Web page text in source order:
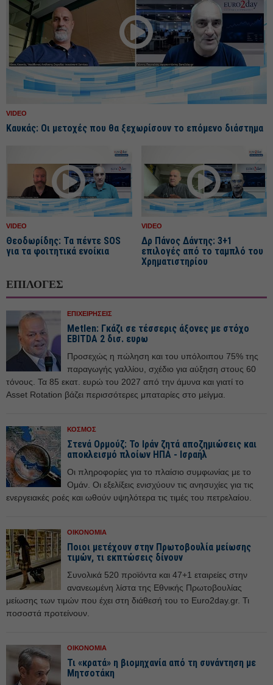
VIDEO
Καυκάς: Οι μετοχές που θα ξεχωρίσουν το επόμενο διάστημα
VIDEO
Θεοδωρίδης: Τα πέντε SOS
για τα φοιτητικά ενοίκια
VIDEO
Δρ Πάνος Δάντης: 3+1
επιλογές από το ταμπλό του
Χρηματιστηρίου
ΕΠΙΛΟΓΕΣ
ΕΠΙΧΕΙΡΗΣΕΙΣ
Metlen: Γκάζι σε τέσσερις άξονες με στόχο
EBITDA 2 δισ. ευρω
Προσεχώς η πώληση και του υπόλοιπου 75% της
παραγωγής γαλλίου, σχέδιο για αύξηση στους 60
τόνους. Τα 85 εκατ. ευρώ του 2027 από την άμυνα και γιατί το
Asset Rotation βάζει περισσότερες μπαταρίες στο μείγμα.
ΚΟΣΜΟΣ
Στενά Ορμούζ: Το Ιράν ζητά αποζημιώσεις και
αποκλεισμό πλοίων ΗΠΑ - Ισραήλ
Οι πληροφορίες για το πλαίσιο συμφωνίας με το
Ομάν. Οι εξελίξεις ενισχύουν τις ανησυχίες για τις
ενεργειακές ροές και ωθούν υψηλότερα τις τιμές του πετρελαίου.
ΟΙΚΟΝΟΜΙΑ
Ποιοι μετέχουν στην Πρωτοβουλία μείωσης
τιμών, τι εκπτώσεις δίνουν
Συνολικά 520 προϊόντα και 47+1 εταιρείες στην
ανανεωμένη λίστα της Εθνικής Πρωτοβουλίας
μείωσης των τιμών που έχει στη διάθεσή του το Euro2day.gr. Τι
ποσοστά προτείνουν.
ΟΙΚΟΝΟΜΙΑ
Τι «κρατά» η βιομηχανία από τη συνάντηση με
Μητσοτάκη